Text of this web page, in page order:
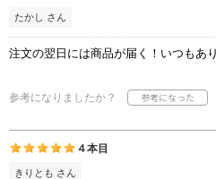
たかし さん
注文の翌日には商品が届く！いつもあ
参考になりましたか？
４本目
きりとも さん